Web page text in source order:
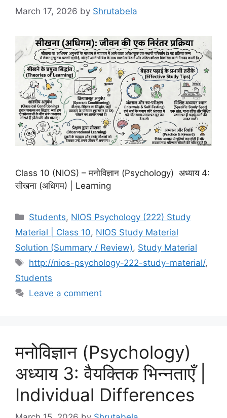
March 17, 2026 by Shrutabela
Class 10 (NIOS) – मनोविज्ञान (Psychology) अध्याय 4:
सीखना (अधिगम) | Learning
Students, NIOS Psychology (222) Study
Material | Class 10, NIOS Study Material
Solution (Summary / Review), Study Material
http://nios-psychology-222-study-material/,
Students
Leave a comment
मनोविज्ञान (Psychology)
अध्याय 3: वैयक्तिक भिन्नताएँ |
Individual Differences